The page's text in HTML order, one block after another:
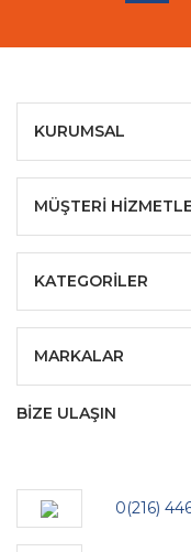
KURUMSAL
MÜŞTERİ
KATEGORİLER
MARKALAR
BİZE ULAŞIN
0(216)